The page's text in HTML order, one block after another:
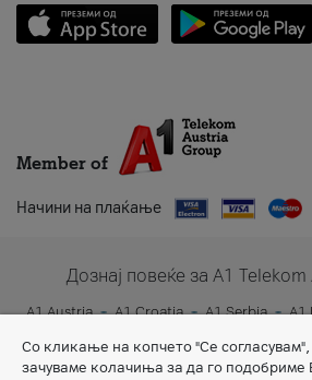
Member of
Начини на плаќање
Дознај повеќе за A1
A1 Austria A1 Croatia A1 Serbia A1
A1 Slovenia
A1
Со кликање на копчето "Се согласувам",
зачуваме колачиња за да го